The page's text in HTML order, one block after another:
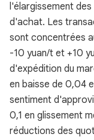
l'élargissement
d'achat. Les
sont concentrées
-10 yuan/t et +10
d'expédition du
en baisse de 0,04
sentiment
0,1 en glissement
réductions des